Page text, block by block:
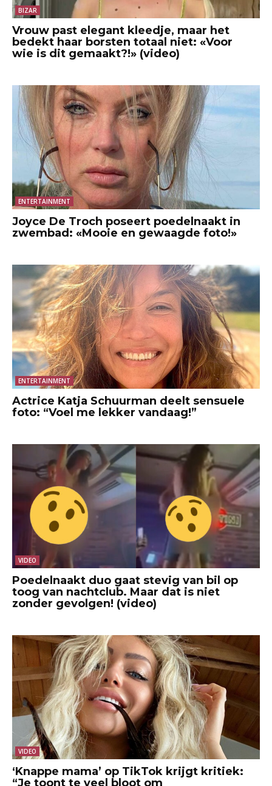
BIZAR
Vrouw past elegant kleedje, maar het
bedekt haar borsten totaal niet: «Voor
wie is dit gemaakt?!» (video)
ENTERTAINMENT
Joyce De Troch poseert poedelnaakt in
zwembad: «Mooie en gewaagde foto!»
ENTERTAINMENT
Actrice Katja Schuurman deelt sensuele
foto: “Voel me lekker vandaag!”
VIDEO
Poedelnaakt duo gaat stevig van bil op
toog van nachtclub. Maar dat is niet
zonder gevolgen! (video)
VIDEO
‘Knappe mama’ op TikTok krijgt kritiek:
“Je toont te veel bloot om